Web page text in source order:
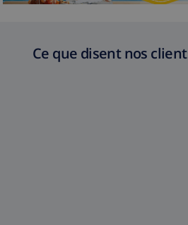
Ce que disent nos